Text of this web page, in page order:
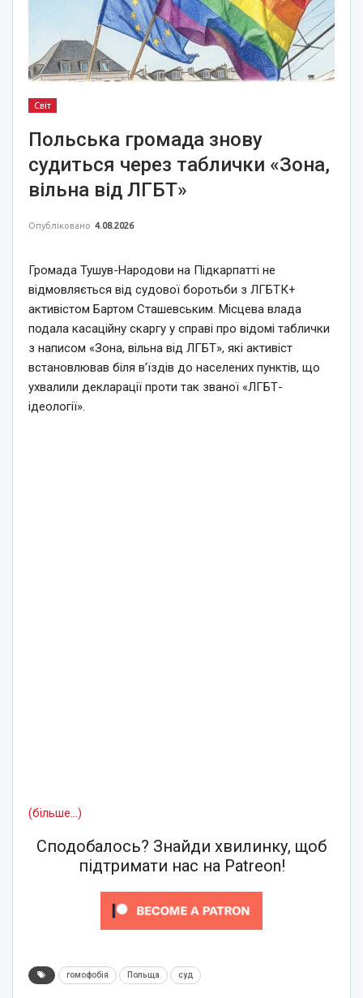
Світ
Польська громада знову
судиться через таблички «Зона,
вільна від ЛГБТ»
Опубліковано 4.08.2026
Громада Тушув-Народови на Підкарпатті не
відмовляється від судової боротьби з ЛГБТК+
активістом Бартом Сташевським. Місцева влада
подала касаційну скаргу у справі про відомі таблички
з написом «Зона, вільна від ЛГБТ», які активіст
встановлював біля в’їздів до населених пунктів, що
ухвалили декларації проти так званої «ЛГБТ-
ідеології».
(більше…)
Сподобалось? Знайди хвилинку, щоб
підтримати нас на Patreon!
гомофобія Польща суд